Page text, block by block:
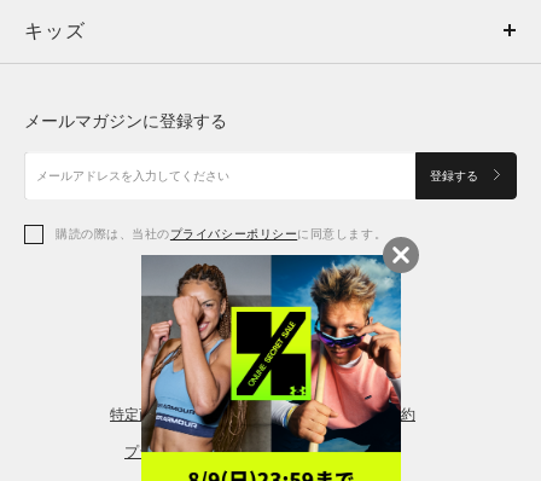
キッズ
アクセサリー
ボトムス
アクセサリー
トップス
シューズ
アクセサリー
レギンス＆タイツ
キッズ
シューズ
メールマガジンに登録する
登録する
購読の際は、当社のプライバシーポリシーに同意します。
特定商取引法に基づく通販の表記 会員規約
プライバシーポリシー